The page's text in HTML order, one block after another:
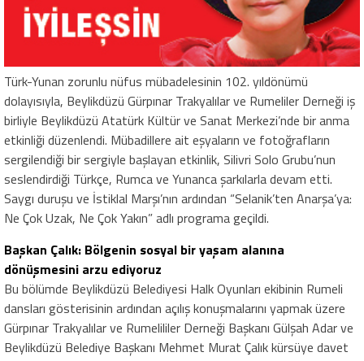
Türk-Yunan zorunlu nüfus mübadelesinin 102. yıldönümü
dolayısıyla, Beylikdüzü Gürpınar Trakyalılar ve Rumeliler Derneği iş
birliyle Beylikdüzü Atatürk Kültür ve Sanat Merkezi’nde bir anma
etkinliği düzenlendi. Mübadillere ait eşyaların ve fotoğrafların
sergilendiği bir sergiyle başlayan etkinlik, Silivri Solo Grubu’nun
seslendirdiği Türkçe, Rumca ve Yunanca şarkılarla devam etti.
Saygı duruşu ve İstiklal Marşı’nın ardından “Selanik’ten Anarşa’ya:
Ne Çok Uzak, Ne Çok Yakın” adlı programa geçildi.
Başkan Çalık: Bölgenin sosyal bir yaşam alanına
dönüşmesini arzu ediyoruz
Bu bölümde Beylikdüzü Belediyesi Halk Oyunları ekibinin Rumeli
dansları gösterisinin ardından açılış konuşmalarını yapmak üzere
Gürpınar Trakyalılar ve Rumelililer Derneği Başkanı Gülşah Adar ve
Beylikdüzü Belediye Başkanı Mehmet Murat Çalık kürsüye davet